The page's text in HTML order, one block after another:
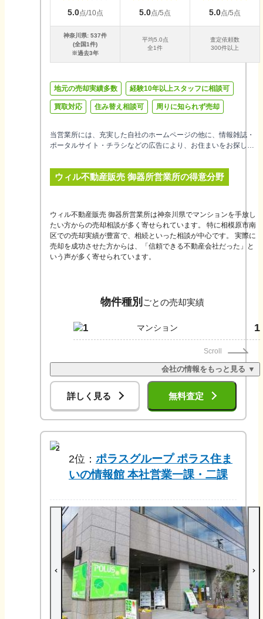
5.0点/10点 5.0点/5点 5.0点/5点
神奈川県: 537件
(全国1件)
※過去3年
平均5.0点
全1件
査定依頼数
300件以上
地元の売却実績多数 経験10年以上スタッフに相談可
買取対応 住み替え相談可 周りに知られず売却
当営業所には、充実した自社のホームページの他に、情報雑誌・
ポータルサイト・チラシなどの広告により、お住まいをお探しの
を施す「中古×リフォーム」を積極的にご提案していますので、売
主様の物件の築年数が古くても、売却する自信がございます。も
ウィル不動産販売 御器所営業所の得意分野
ウィル不動産販売 御器所営業所は神奈川県でマンションを手放し
たい方からの売却相談が多く寄せられています。 特に相模原市南
区での売却実績が豊富で、相続といった相談が中心です。 実際に
売却を成功させた方からは、「信頼できる不動産会社だった」と
いう声が多く寄せられています。
物件種別 ごとの売却実績
1 マンション 1
Scroll
会社の情報をもっと見る ▼
詳しく見る 無料査定
2
2位： ポラスグループ ポラス住ま
いの情報館 本社営業一課・二課